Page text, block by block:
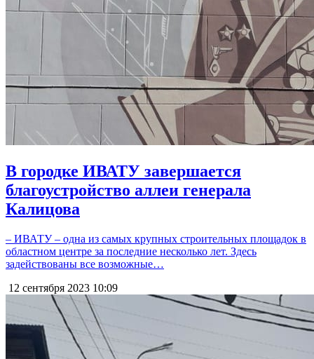
В городке ИВАТУ завершается
благоустройство аллеи генерала
Калицова
– ИВАТУ – одна из самых крупных строительных площадок в
областном центре за последние несколько лет. Здесь
задействованы все возможные…
12 сентября 2023 10:09